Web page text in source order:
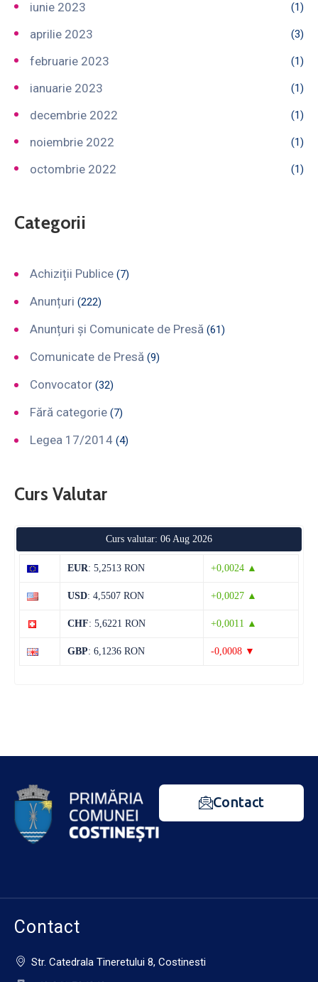
iunie 2023 (1)
aprilie 2023 (3)
februarie 2023 (1)
ianuarie 2023 (1)
decembrie 2022 (1)
noiembrie 2022 (1)
octombrie 2022 (1)
Categorii
Achiziții Publice (7)
Anunțuri (222)
Anunțuri și Comunicate de Presă (61)
Comunicate de Presă (9)
Convocator (32)
Fără categorie (7)
Legea 17/2014 (4)
Curs Valutar
Curs valutar: 06 Aug 2026
EUR: 5,2513 RON +0,0024 ▲
USD: 4,5507 RON +0,0027 ▲
CHF: 5,6221 RON +0,0011 ▲
GBP: 6,1236 RON -0,0008 ▼
Contact
Contact
Str. Catedrala Tineretului 8, Costinesti